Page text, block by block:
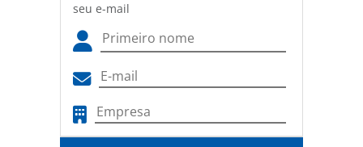
seu e-mail